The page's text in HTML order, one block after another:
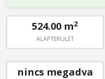
524.00 m2
ALAPTERÜLET
nincs megadva